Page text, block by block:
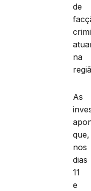
de
na
As
que,
nos
dias
11
e